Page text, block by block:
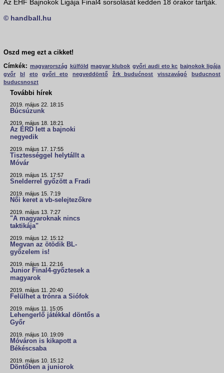
Az EHF Bajnokok Ligája Final4 sorsolását kedden 18 órakor tartják.
© handball.hu
Oszd meg ezt a cikket!
Címkék: magyarország külföld magyar klubok győri audi eto kc bajnokok ligája
győr
bl eto győri eto negyeddöntő žrk budućnost visszavágó
buducnost
buducsnoszt
További hírek
2019. május 22. 18:15
Búcsúzunk
2019. május 18. 18:21
Az ÉRD lett a bajnoki
negyedik
2019. május 17. 17:55
Tisztességgel helytállt a
Móvár
2019. május 15. 17:57
Snelderrel győzött a Fradi
2019. május 15. 7:19
Női keret a vb-selejtezőkre
2019. május 13. 7:27
"A magyaroknak nincs
taktikája"
2019. május 12. 15:12
Megvan az ötödik BL-
győzelem is!
2019. május 11. 22:16
Junior Final4-győztesek a
magyarok
2019. május 11. 20:40
Felülhet a trónra a Siófok
2019. május 11. 15:05
Lehengerlő játékkal döntős a
Győr
2019. május 10. 19:09
Móváron is kikapott a
Békéscsaba
2019. május 10. 15:12
Döntőben a juniorok